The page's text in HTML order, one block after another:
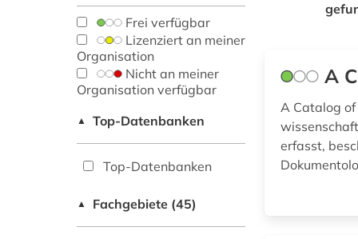
Frei verfügbar
Lizenziert an meiner
Organisation
Nicht an meiner
Organisation verfügbar
▲ Top-Datenbanken
Top-Datenbanken
▲ Fachgebiete (45)
A
A Catalog
erfasst,